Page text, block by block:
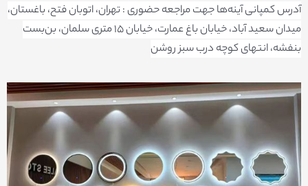
آدرس کمپانی آینه‌ها جهت مراجعه حضوری : تهران، اتوبان فتح، باغستان،
میدان سعید آباد، خیابان باغ عمارت، خیابان 15 متری سلمان، بن‌بست
بنفشه، انتهای کوچه درب سبز روشن